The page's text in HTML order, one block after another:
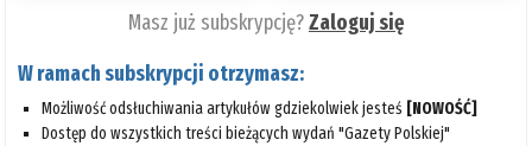
Masz już subskrypcję?Zaloguj się
W ramach subskrypcji otrzymasz:
Możliwość odsłuchiwania artykułów gdziekolwiek jesteś [NOWOŚĆ]
Dostęp do wszystkich treści bieżących wydań "Gazety Polskiej"